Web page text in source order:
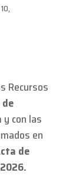
Recursos
y con las
en
de